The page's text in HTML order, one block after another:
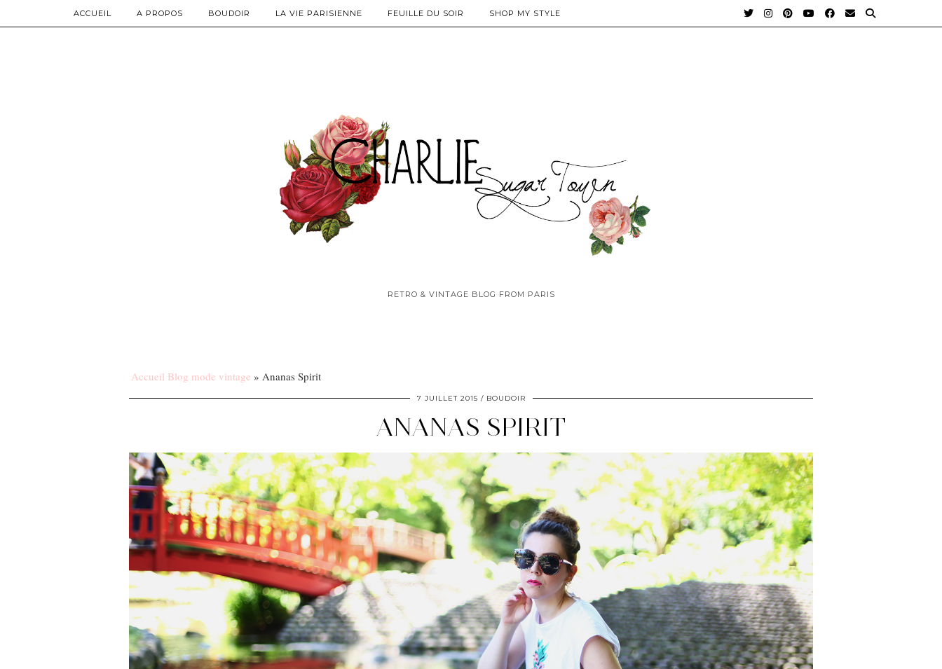
RETRO & VINTAGE BLOG FROM PARIS
ACCUEIL A PROPOS BOUDOIR LA VIE PARISIENNE FEUILLE DU SOIR SHOP MY STYLE
Accueil Blog mode vintage » Ananas Spirit
7 JUILLET 2015 BOUDOIR
ANANAS SPIRIT